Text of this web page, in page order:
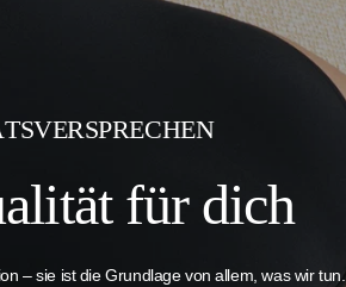
für dich
– sie ist die Grundlage von allem, was wir tun.